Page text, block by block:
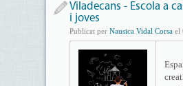
Viladecans - Escola a
i joves
Publicat per Nausica Vidal Corsael